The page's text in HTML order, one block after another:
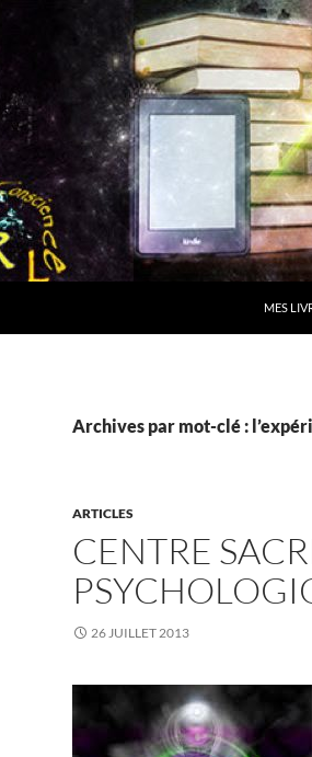
MES
Archives par mot-clé :
ARTICLES
CENTRE
26 JUILLET 2013